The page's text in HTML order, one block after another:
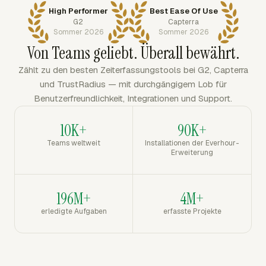
High Performer
G2
Sommer 2026
Best Ease Of Use
Capterra
Sommer 2026
Von Teams geliebt. Überall bewährt.
Zählt zu den besten Zeiterfassungstools bei G2, Capterra
und TrustRadius — mit durchgängigem Lob für
Benutzerfreundlichkeit, Integrationen und Support.
10K+
Teams weltweit
90K+
Installationen der Everhour-
Erweiterung
196M+
erledigte Aufgaben
4M+
erfasste Projekte